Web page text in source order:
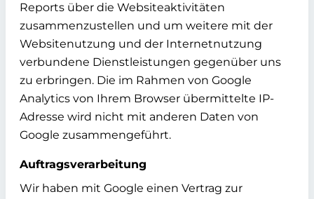
Reports über die Websiteaktivitäten
zusammenzustellen und um weitere mit der
Websitenutzung und der Internetnutzung
verbundene Dienstleistungen gegenüber uns
zu erbringen. Die im Rahmen von Google
Analytics von Ihrem Browser übermittelte IP-
Adresse wird nicht mit anderen Daten von
Google zusammengeführt.
Auftragsverarbeitung
Wir haben mit Google einen Vertrag zur